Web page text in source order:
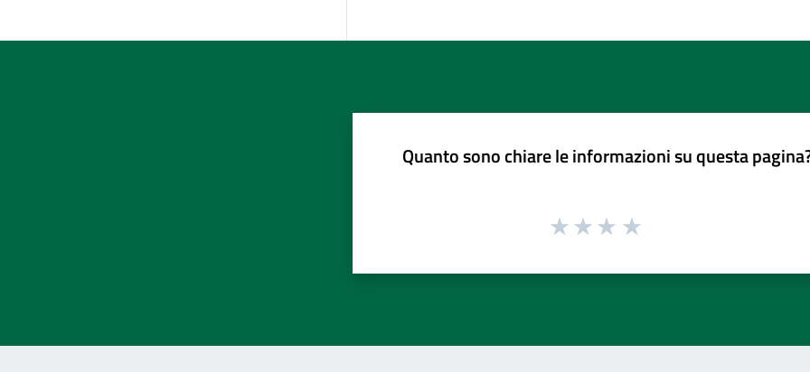
Quanto sono chiare le informazioni su questa